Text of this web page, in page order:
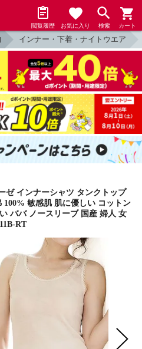
閲覧履歴 お気に入り 検索 カート
インナー・下着・ナイトウエア
ゼ インナーシャツ タンクトップ
100% 敏感肌 肌に優しい コットン
ババ ノースリーブ 国産 婦人 女
RT